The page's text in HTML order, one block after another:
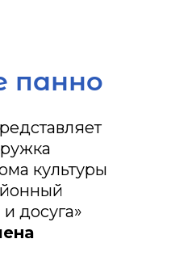
панно
культуры
досуга»